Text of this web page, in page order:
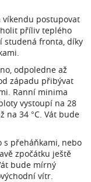
postupovat
příliv teplého
studená fronta, díky
odpoledne až
západu přibývat
Ranní minima
vystoupí na 28
na 34 °C. Vát bude
s přeháňkami, nebo
zpočátku ještě
bude mírný
vítr.